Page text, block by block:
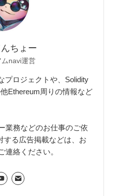
ちょー
navi運営
プロジェクトや、Solidity
Ethereum周りの情報など
業務などのお仕事のご依
する広告掲載などは、お
連絡ください。